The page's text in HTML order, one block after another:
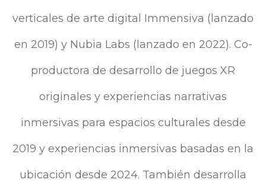
verticales de arte digital Immensiva (lanzado
en 2019) y Nubia Labs (lanzado en 2022). Co-
productora de desarrollo de juegos XR
originales y experiencias narrativas
inmersivas para espacios culturales desde
2019 y experiencias inmersivas basadas en la
ubicación desde 2024. También desarrolla